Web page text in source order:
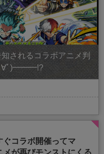
されるコラボアニメ判
∀ﾟ)━━━!?
ぐコラボ開催ってマ
メが再びモンストにくる